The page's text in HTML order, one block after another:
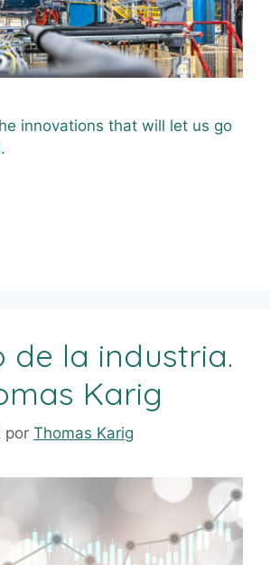
innovations that will let us go
de la industria.
Karig
por Thomas Karig